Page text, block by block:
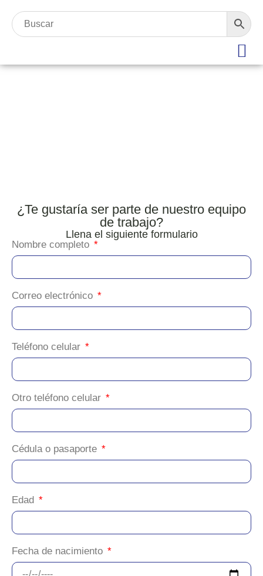
¿Te gustaría ser parte de nuestro equipo
de trabajo?
Llena el siguiente formulario
Nombre completo
Correo electrónico
Teléfono celular
Otro teléfono celular
Cédula o pasaporte
Edad
Fecha de nacimiento